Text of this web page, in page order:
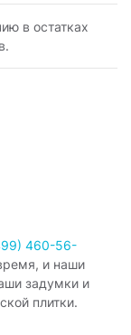
в остатках
460-56-
и наши
задумки и
плитки.